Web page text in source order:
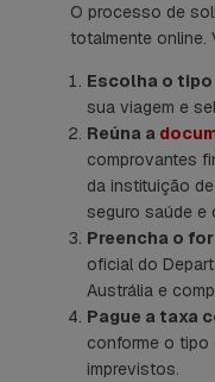
O processo de
totalmente online.
Escolha o
sua viagem e
Reúna a
comprovantes
da instituição
seguro saúde e
Preencha o
oficial do
Austrália e
Pague a taxa
conforme o
imprevistos.